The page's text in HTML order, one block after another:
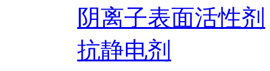
阴离子表面活性剂
抗静电剂